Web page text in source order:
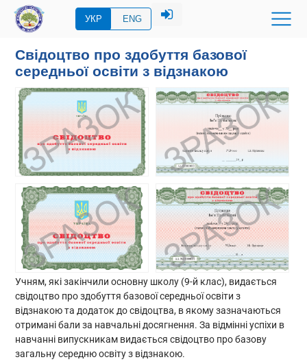
УКР ENG
Свідоцтво про здобуття базової
середньої освіти з відзнакою
Учням, які закінчили основну школу (9-й клас), видається
свідоцтво про здобуття базової середньої освіти з
відзнакою та додаток до свідоцтва, в якому зазначаються
отримані бали за навчальні досягнення. За відмінні успіхи в
навчанні випускникам видається свідоцтво про базову
загальну середню освіту з відзнакою.